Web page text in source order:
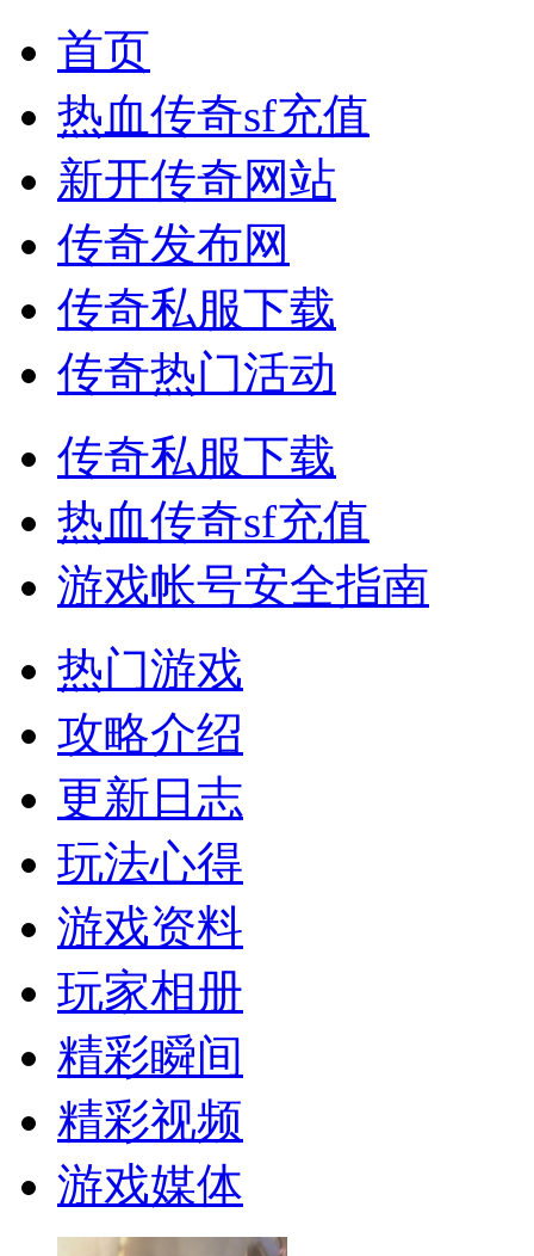
首页
热血传奇sf充值
新开传奇网站
传奇发布网
传奇私服下载
传奇热门活动
传奇私服下载
热血传奇sf充值
游戏帐号安全指南
热门游戏
攻略介绍
更新日志
玩法心得
游戏资料
玩家相册
精彩瞬间
精彩视频
游戏媒体